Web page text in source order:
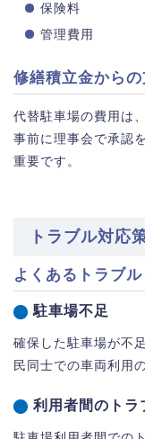
保険料
管理費用
修繕積立金からの
代替駐車場の費用は
事前に理事会で承認
重要です。
トラブル対応
よくあるトラブ
駐車場不足
確保した駐車場が不
民同士での車両利用
利用者間のトラ